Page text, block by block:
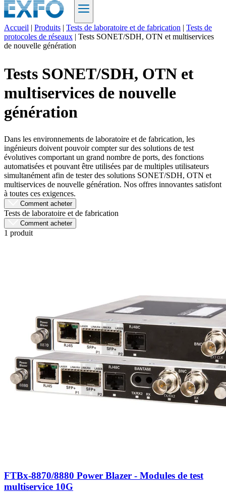
FR
Solutions
Soutien
Services
Acheter
Ressources
nous
S'enregistrer
Se
connecter
Entreprise
Emploi
Partenaires
Fournisseurs
Accueil | Produits | Tests de laboratoire et de fabrication | Tests de
protocoles de réseaux | Tests SONET/SDH, OTN et multiservices
de nouvelle génération
Tests SONET/SDH, OTN et
multiservices de nouvelle
génération
Dans les environnements de laboratoire et de fabrication, les
ingénieurs doivent pouvoir compter sur des solutions de test
évolutives comportant un grand nombre de ports, des fonctions
automatisées et pouvant être utilisées par de multiples utilisateurs
simultanément afin de tester des solutions SONET/SDH, OTN et
multiservices de nouvelle génération. Nos offres innovantes satisfont
à toutes ces exigences.
Comment acheter
Tests de laboratoire et de fabrication
Comment acheter
1 produit
FTBx-8870/8880 Power Blazer - Modules de test
multiservice 10G